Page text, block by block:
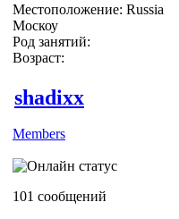
Местоположение: Russia
Москоу
Род занятий:
Возраст:
shadixx
Members
101 сообщений